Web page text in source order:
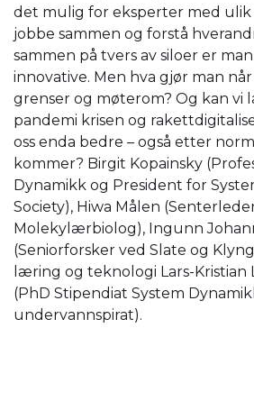
det mulig for eksperter med ulik
jobbe sammen og forstå
sammen på tvers av siloer er
innovative. Men hva gjør man
grenser og møterom? Og kan vi
pandemi krisen og
oss enda bedre – også etter
kommer? Birgit Kopainsky
Dynamikk og President for
Society), Hiwa Målen
Molekylærbiolog), Ingunn
(Seniorforsker ved Slate og
læring og teknologi Lars-
(PhD Stipendiat System
undervannspirat).